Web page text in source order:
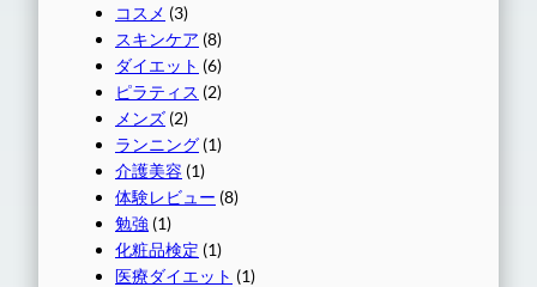
コスメ (3)
スキンケア (8)
ダイエット (6)
ピラティス (2)
メンズ (2)
ランニング (1)
介護美容 (1)
体験レビュー (8)
勉強 (1)
化粧品検定 (1)
医療ダイエット (1)